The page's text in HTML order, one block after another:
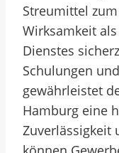
Streumittel
Wirksamkeit
Dienstes
Schulungen
gewährleistet
Hamburg eine
Zuverlässigkeit